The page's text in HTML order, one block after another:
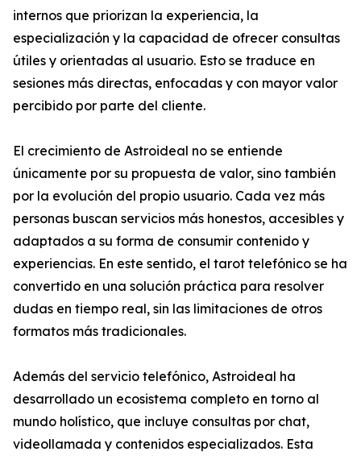
internos que priorizan la experiencia, la
especialización y la capacidad de ofrecer consultas
útiles y orientadas al usuario. Esto se traduce en
sesiones más directas, enfocadas y con mayor valor
percibido por parte del cliente.
El crecimiento de Astroideal no se entiende
únicamente por su propuesta de valor, sino también
por la evolución del propio usuario. Cada vez más
personas buscan servicios más honestos, accesibles y
adaptados a su forma de consumir contenido y
experiencias. En este sentido, el tarot telefónico se ha
convertido en una solución práctica para resolver
dudas en tiempo real, sin las limitaciones de otros
formatos más tradicionales.
Además del servicio telefónico, Astroideal ha
desarrollado un ecosistema completo en torno al
mundo holístico, que incluye consultas por chat,
videollamada y contenidos especializados. Esta